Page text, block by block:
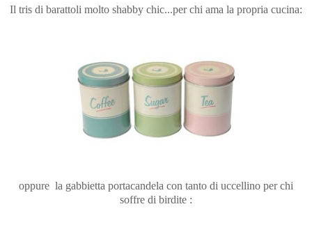
Il tris di barattoli molto shabby chic...per chi ama la propria cucina:
oppure la gabbietta portacandela con tanto di uccellino per chi
soffre di birdite :